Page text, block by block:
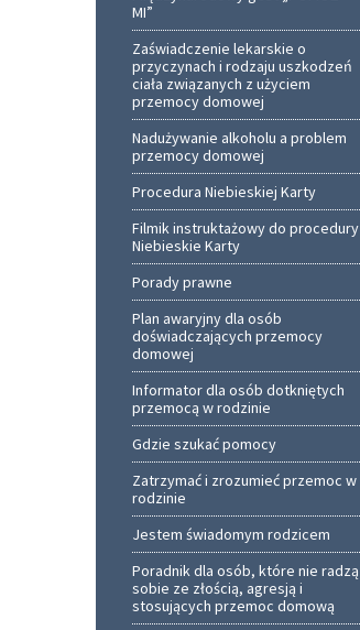
MI”
Zaświadczenie lekarskie o
przyczynach i rodzaju uszkodzeń
ciała związanych z użyciem
przemocy domowej
Nadużywanie alkoholu a problem
przemocy domowej
Procedura Niebieskiej Karty
Filmik instruktażowy do procedury
Niebieskie Karty
Porady prawne
Plan awaryjny dla osób
doświadczających przemocy
domowej
Informator dla osób dotkniętych
przemocą w rodzinie
Gdzie szukać pomocy
Zatrzymać i zrozumieć przemoc w
rodzinie
Jestem świadomym rodzicem
Poradnik dla osób, które nie radzą
sobie ze złością, agresją i
stosujących przemoc domową